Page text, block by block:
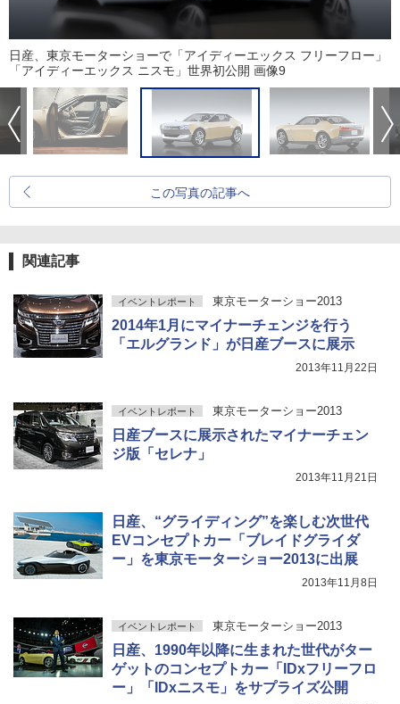
日産、東京モーターショーで「アイディーエックス フリーフロー」
「アイディーエックス ニスモ」世界初公開 画像9
この写真の記事へ
関連記事
イベントレポート 東京モーターショー2013
2014年1月にマイナーチェンジを行う
「エルグランド」が日産ブースに展示
2013年11月22日
イベントレポート 東京モーターショー2013
日産ブースに展示されたマイナーチェン
ジ版「セレナ」
2013年11月21日
日産、“グライディング”を楽しむ次世代
EVコンセプトカー「ブレイドグライダ
ー」を東京モーターショー2013に出展
2013年11月8日
イベントレポート 東京モーターショー2013
日産、1990年以降に生まれた世代がター
ゲットのコンセプトカー「IDxフリーフロ
ー」「IDxニスモ」をサプライズ公開